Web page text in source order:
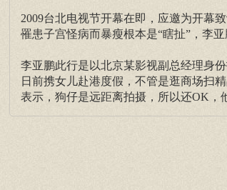
2009台北电视节开幕在即，应邀为开幕
罹患子宫怪病而暴瘦根本是“瞎扯”，李
李亚鹏此行是以北京某影视副总经理身
日前携女儿赴港度假，不管是逛商场扫
表示，狗仔是远距离拍摄，所以还OK，